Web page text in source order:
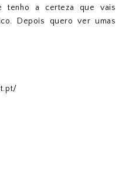
tenho a certeza que vais
Depois quero ver umas